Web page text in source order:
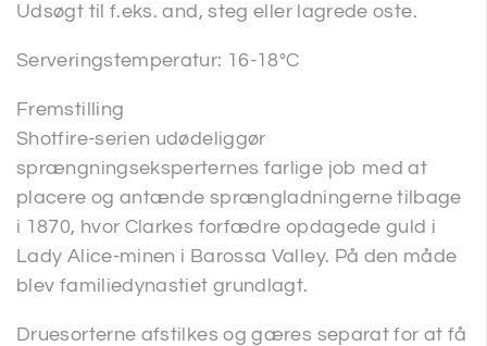
Udsøgt til f.eks. and, steg eller lagrede oste.
Serveringstemperatur: 16-18°C
Fremstilling
Shotfire-serien udødeliggør
sprængningseksperternes farlige job med at
placere og antænde sprængladningerne tilbage
i 1870, hvor Clarkes forfædre opdagede guld i
Lady Alice-minen i Barossa Valley. På den måde
blev familiedynastiet grundlagt.
Druesorterne afstilkes og gæres separat for at få